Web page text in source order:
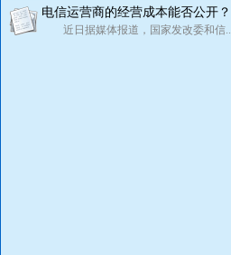
电信运营商的经营成本能否公开？
近日据媒体报道，国家发改委和信..